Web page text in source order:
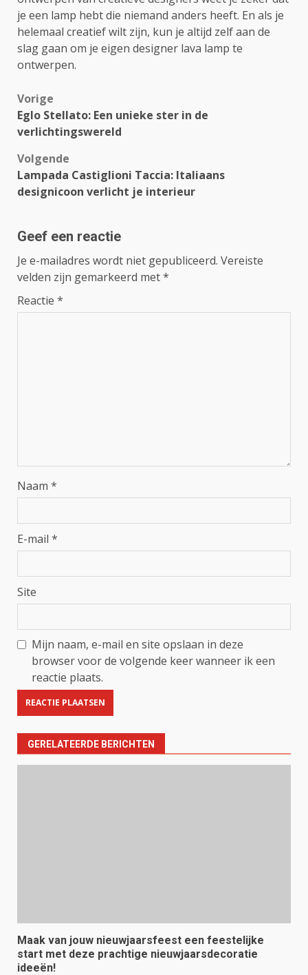
je een lamp hebt die niemand anders heeft. En als je
helemaal creatief wilt zijn, kun je altijd zelf aan de
slag gaan om je eigen designer lava lamp te
ontwerpen.
Bericht
navigatie
Vorige
Eglo Stellato: Een unieke ster in de
verlichtingswereld
Volgende
Lampada Castiglioni Taccia: Italiaans
designicoon verlicht je interieur
Geef een reactie
Je e-mailadres wordt niet gepubliceerd. Vereiste
velden zijn gemarkeerd met*
Reactie *
Naam *
E-mail *
Site
Mijn naam, e-mail en site opslaan in deze
browser voor de volgende keer wanneer ik een
reactie plaats.
GERELATEERDE BERICHTEN
Maak van jouw nieuwjaarsfeest een feestelijke
start met deze prachtige nieuwjaarsdecoratie
ideeën!